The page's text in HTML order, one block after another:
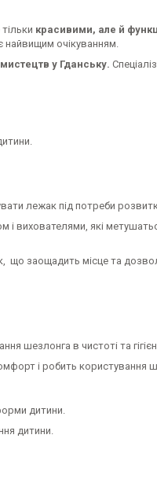
красивими, але й
найвищим очікуванням.
у Гданську.
лежак під потреби
і вихователями, які
що заощадить місце та
шезлонга в чистоті та
і робить
дитини.
дитини.